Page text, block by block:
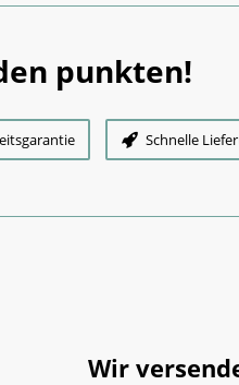
punkten!
Schnelle
Wir